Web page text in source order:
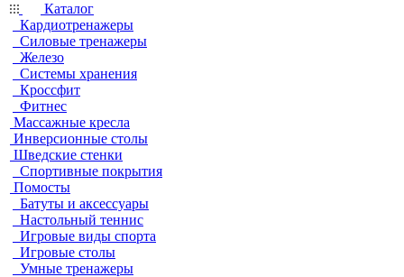
Каталог
Кардиотренажеры
Силовые тренажеры
Железо
Системы хранения
Кроссфит
Фитнес
Массажные кресла
Инверсионные столы
Шведские стенки
Спортивные покрытия
Помосты
Батуты и аксессуары
Настольный теннис
Игровые виды спорта
Игровые столы
Умные тренажеры